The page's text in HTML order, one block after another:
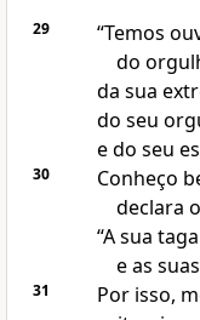
29
“Temos
do
da sua
do seu
e do seu
30
Conheço
declara o
“A sua
e as
31
Por isso,